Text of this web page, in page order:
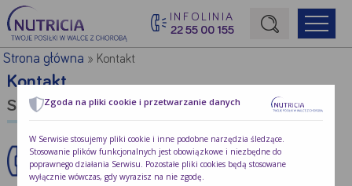
INFOLINIA
22 55 00 155
Początek treści głównej
Strona główna » Kontakt
Kontakt
Serwis Konsumencki
22 55 00 155
Zgoda na pliki cookie i przetwarzanie danych
W Serwisie stosujemy pliki cookie i inne podobne narzędzia śledzące.
Stosowanie plików funkcjonalnych jest obowiązkowe i niezbędne do
poprawnego działania Serwisu. Pozostałe pliki cookies będą stosowane
wyłącznie wówczas, gdy wyrazisz na nie zgodę.